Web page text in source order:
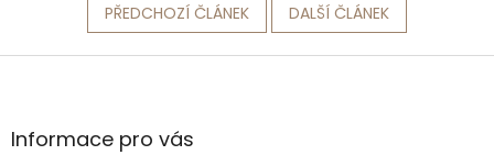
PŘEDCHOZÍ ČLÁNEK DALŠÍ ČLÁNEK
Z
aInformace pro vás